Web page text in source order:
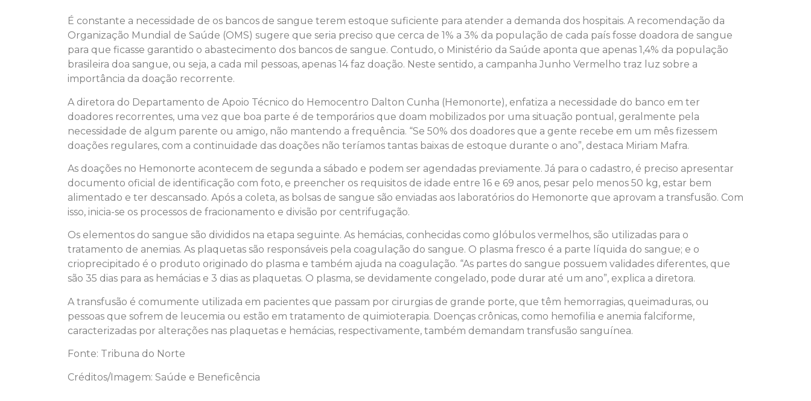
É constante a necessidade de os bancos de sangue terem estoque suficiente para atender a demanda dos hospitais. A recomendação da
Organização Mundial de Saúde (OMS) sugere que seria preciso que cerca de 1% a 3% da população de cada país fosse doadora de sangue
para que ficasse garantido o abastecimento dos bancos de sangue. Contudo, o Ministério da Saúde aponta que apenas 1,4% da população
brasileira doa sangue, ou seja, a cada mil pessoas, apenas 14 faz doação. Neste sentido, a campanha Junho Vermelho traz luz sobre a
importância da doação recorrente.
A diretora do Departamento de Apoio Técnico do Hemocentro Dalton Cunha (Hemonorte), enfatiza a necessidade do banco em ter
doadores recorrentes, uma vez que boa parte é de temporários que doam mobilizados por uma situação pontual, geralmente pela
necessidade de algum parente ou amigo, não mantendo a frequência. “Se 50% dos doadores que a gente recebe em um mês fizessem
doações regulares, com a continuidade das doações não teríamos tantas baixas de estoque durante o ano”, destaca Miriam Mafra.
As doações no Hemonorte acontecem de segunda a sábado e podem ser agendadas previamente. Já para o cadastro, é preciso apresentar
documento oficial de identificação com foto, e preencher os requisitos de idade entre 16 e 69 anos, pesar pelo menos 50 kg, estar bem
alimentado e ter descansado. Após a coleta, as bolsas de sangue são enviadas aos laboratórios do Hemonorte que aprovam a transfusão. Com
isso, inicia-se os processos de fracionamento e divisão por centrifugação.
Os elementos do sangue são divididos na etapa seguinte. As hemácias, conhecidas como glóbulos vermelhos, são utilizadas para o
tratamento de anemias. As plaquetas são responsáveis pela coagulação do sangue. O plasma fresco é a parte líquida do sangue; e o
crioprecipitado é o produto originado do plasma e também ajuda na coagulação. “As partes do sangue possuem validades diferentes, que
são 35 dias para as hemácias e 3 dias as plaquetas. O plasma, se devidamente congelado, pode durar até um ano”, explica a diretora.
A transfusão é comumente utilizada em pacientes que passam por cirurgias de grande porte, que têm hemorragias, queimaduras, ou
pessoas que sofrem de leucemia ou estão em tratamento de quimioterapia. Doenças crônicas, como hemofilia e anemia falciforme,
caracterizadas por alterações nas plaquetas e hemácias, respectivamente, também demandam transfusão sanguínea.
Fonte: Tribuna do Norte
Créditos/Imagem: Saúde e Beneficência